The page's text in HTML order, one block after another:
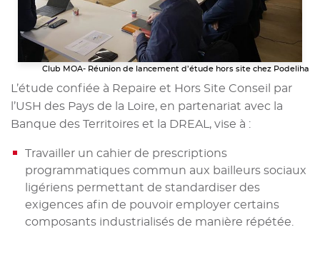
Club MOA- Réunion de lancement d’étude hors site chez Podeliha
L’étude confiée à Repaire et Hors Site Conseil par
l’USH des Pays de la Loire, en partenariat avec la
Banque des Territoires et la DREAL, vise à :
Travailler un cahier de prescriptions
programmatiques commun aux bailleurs sociaux
ligériens permettant de standardiser des
exigences afin de pouvoir employer certains
composants industrialisés de manière répétée.